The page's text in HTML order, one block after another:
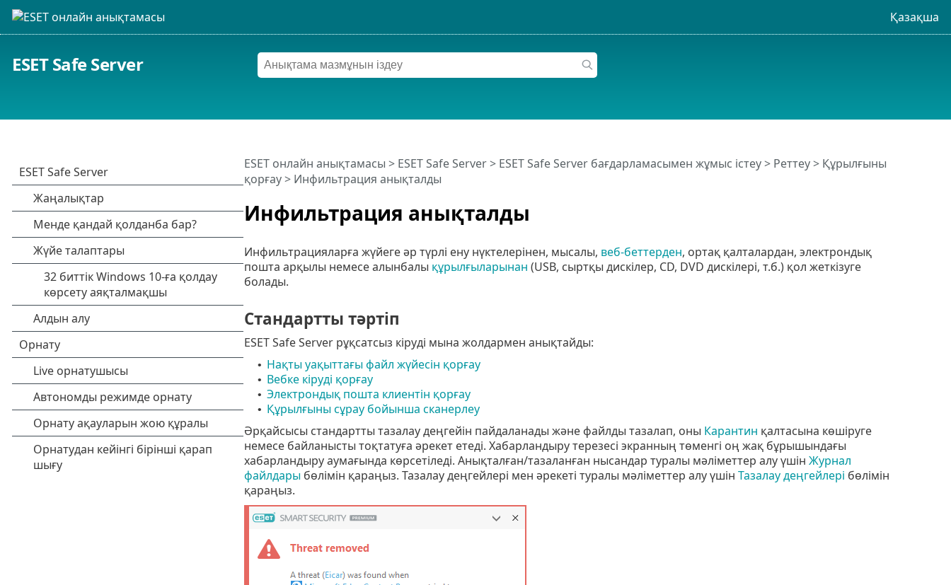
Қазақша
ESET Safe Server
Инфильтрация анықталды
ESET онлайн анықтамасы > ESET Safe Server> ESET Safe Server бағдарламасымен жұмыс істеу> Реттеу> Құрылғыны
қорғау> Инфильтрация анықталды
Инфильтрацияларға жүйеге әр түрлі ену нүктелерінен, мысалы, веб-беттерден, ортақ қалталардан, электрондық
пошта арқылы немесе алынбалы құрылғыларынан (USB, сыртқы дискілер, CD, DVD дискілері, т.б.) қол жеткізуге
болады.
Стандартты тәртіп
ESET Safe Server рұқсатсыз кіруді мына жолдармен анықтайды:
• Нақты уақыттағы файл жүйесін қорғау
• Вебке кіруді қорғау
• Электрондық пошта клиентін қорғау
• Құрылғыны сұрау бойынша сканерлеу
Әрқайсысы стандартты тазалау деңгейін пайдаланады және файлды тазалап, оны Карантин қалтасына көшіруге
немесе байланысты тоқтатуға әрекет етеді. Хабарландыру терезесі экранның төменгі оң жақ бұрышындағы
хабарландыру аумағында көрсетіледі. Анықталған/тазаланған нысандар туралы мәліметтер алу үшін Журнал
файлдарыбөлімін қараңыз. Тазалау деңгейлері мен әрекеті туралы мәліметтер алу үшін Тазалау деңгейлері бөлімін
қараңыз.